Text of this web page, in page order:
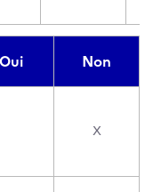
Oui Non
X